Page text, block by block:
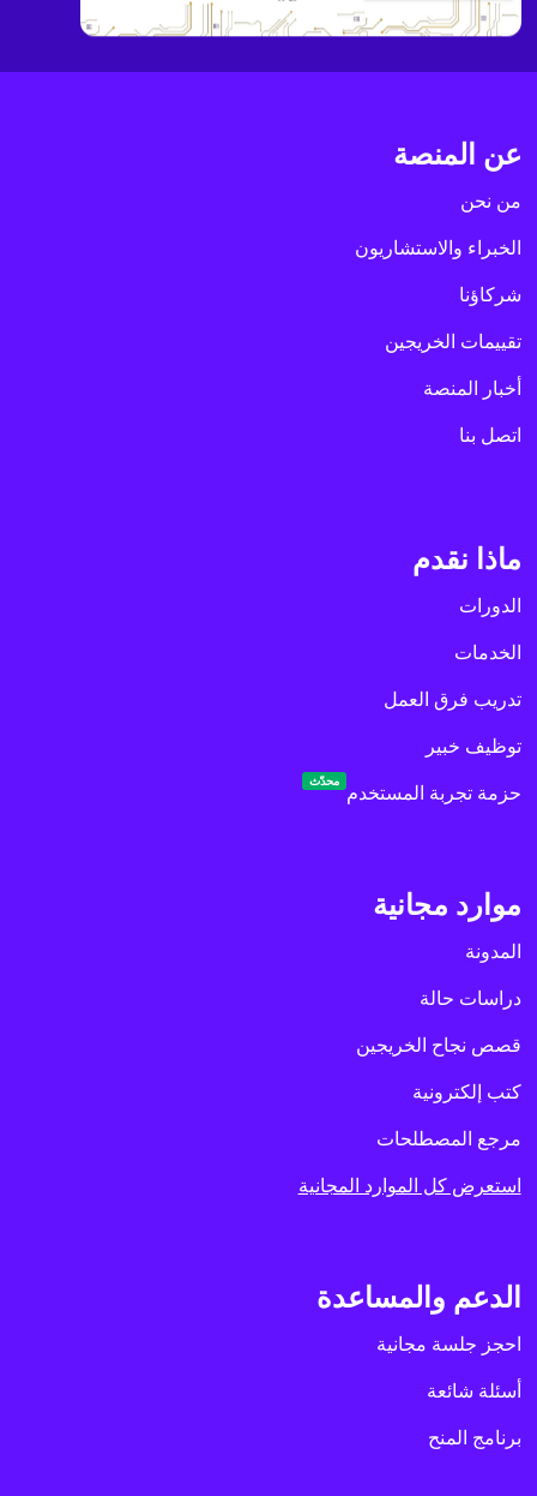
عن المنصة
من نحن
الخبراء والاستشاريون
شركاؤنا
تقييمات الخريجين
أخبار المنصة
اتصل بنا
ماذا نقدم
الدورات
الخدمات
تدريب فرق العمل
توظيف خبير
حزمة تجربة المستخدم
محدّث
موارد مجانية
المدونة
دراسات حالة
قصص نجاح الخريجين
كتب إلكترونية
مرجع المصطلحات
استعرض كل الموارد المجانية
الدعم والمساعدة
احجز جلسة مجانية
أسئلة شائعة
برنامج المنح